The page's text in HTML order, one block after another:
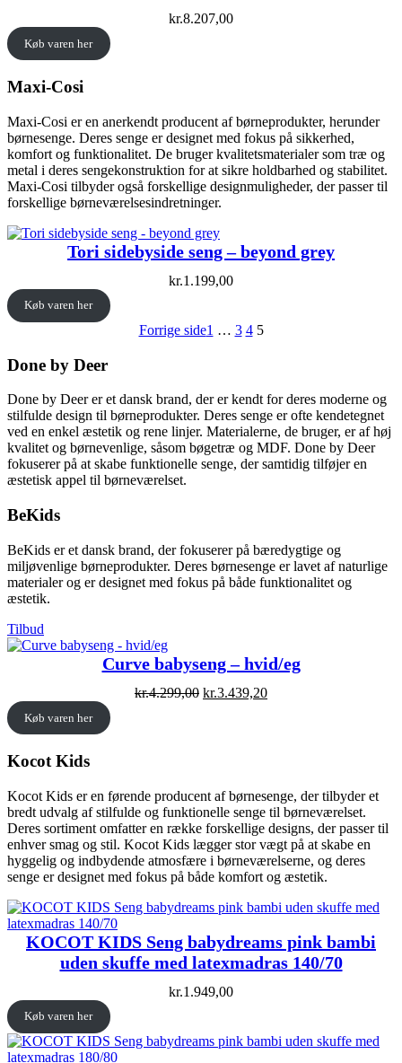
kr.8.207,00
Køb varen her
Maxi-Cosi
Maxi-Cosi er en anerkendt producent af børneprodukter, herunder
børnesenge. Deres senge er designet med fokus på sikkerhed,
komfort og funktionalitet. De bruger kvalitetsmaterialer som træ og
metal i deres sengekonstruktion for at sikre holdbarhed og stabilitet.
Maxi-Cosi tilbyder også forskellige designmuligheder, der passer til
forskellige børneværelsesindretninger.
Tori sidebyside seng – beyond grey
kr.1.199,00
Køb varen her
Forrige side1 … 3 4 5
Done by Deer
Done by Deer er et dansk brand, der er kendt for deres moderne og
stilfulde design til børneprodukter. Deres senge er ofte kendetegnet
ved en enkel æstetik og rene linjer. Materialerne, de bruger, er af høj
kvalitet og børnevenlige, såsom bøgetræ og MDF. Done by Deer
fokuserer på at skabe funktionelle senge, der samtidig tilføjer en
æstetisk appel til børneværelset.
BeKids
BeKids er et dansk brand, der fokuserer på bæredygtige og
miljøvenlige børneprodukter. Deres børnesenge er lavet af naturlige
materialer og er designet med fokus på både funktionalitet og
æstetik.
Tilbud
på
Curve babyseng – hvid/eg
kr.4.299,00 Original
kr.3.439,20Current
Køb varen her
Kocot Kids
Kocot Kids er en førende producent af børnesenge, der tilbyder et
bredt udvalg af stilfulde og funktionelle senge til børneværelset.
Deres sortiment omfatter en række forskellige designs, der passer til
enhver smag og stil. Kocot Kids lægger stor vægt på at skabe en
hyggelig og indbydende atmosfære i børneværelserne, og deres
senge er designet med fokus på både komfort og æstetik.
KOCOT KIDS Seng babydreams pink bambi
uden skuffe med latexmadras 140/70
kr.1.949,00
Køb varen her